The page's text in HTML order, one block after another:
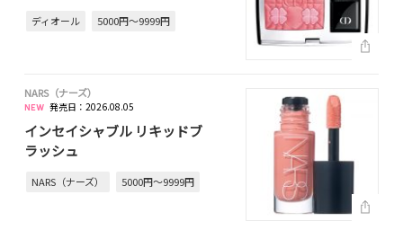
ディオール 5000円～9999円
NARS（ナーズ）
発売日：2026.08.05
インセイシャブル リキッドブ
ラッシュ
NARS（ナーズ） 5000円～9999円